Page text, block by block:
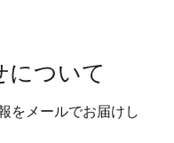
について
をメールでお届けし